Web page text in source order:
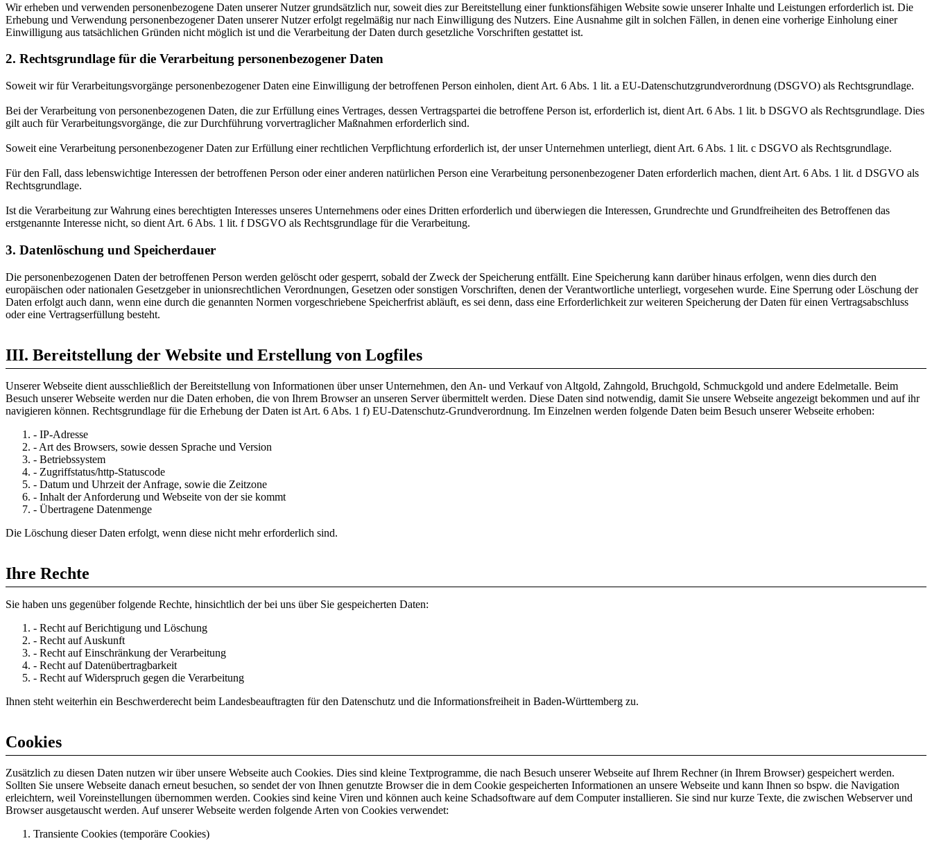
Wir erheben und verwenden personenbezogene Daten unserer Nutzer grundsätzlich nur, soweit dies zur Bereitstellung einer funktionsfähigen Website sowie unserer Inhalte und Leistungen erforderlich ist. Die
Erhebung und Verwendung personenbezogener Daten unserer Nutzer erfolgt regelmäßig nur nach Einwilligung des Nutzers. Eine Ausnahme gilt in solchen Fällen, in denen eine vorherige Einholung einer
Einwilligung aus tatsächlichen Gründen nicht möglich ist und die Verarbeitung der Daten durch gesetzliche Vorschriften gestattet ist.
2. Rechtsgrundlage für die Verarbeitung personenbezogener Daten
Soweit wir für Verarbeitungsvorgänge personenbezogener Daten eine Einwilligung der betroffenen Person einholen, dient Art. 6 Abs. 1 lit. a EU-Datenschutzgrundverordnung (DSGVO) als Rechtsgrundlage.
Bei der Verarbeitung von personenbezogenen Daten, die zur Erfüllung eines Vertrages, dessen Vertragspartei die betroffene Person ist, erforderlich ist, dient Art. 6 Abs. 1 lit. b DSGVO als Rechtsgrundlage. Dies
gilt auch für Verarbeitungsvorgänge, die zur Durchführung vorvertraglicher Maßnahmen erforderlich sind.
Soweit eine Verarbeitung personenbezogener Daten zur Erfüllung einer rechtlichen Verpflichtung erforderlich ist, der unser Unternehmen unterliegt, dient Art. 6 Abs. 1 lit. c DSGVO als Rechtsgrundlage.
Für den Fall, dass lebenswichtige Interessen der betroffenen Person oder einer anderen natürlichen Person eine Verarbeitung personenbezogener Daten erforderlich machen, dient Art. 6 Abs. 1 lit. d DSGVO als
Rechtsgrundlage.
Ist die Verarbeitung zur Wahrung eines berechtigten Interesses unseres Unternehmens oder eines Dritten erforderlich und überwiegen die Interessen, Grundrechte und Grundfreiheiten des Betroffenen das
erstgenannte Interesse nicht, so dient Art. 6 Abs. 1 lit. f DSGVO als Rechtsgrundlage für die Verarbeitung.
3. Datenlöschung und Speicherdauer
Die personenbezogenen Daten der betroffenen Person werden gelöscht oder gesperrt, sobald der Zweck der Speicherung entfällt. Eine Speicherung kann darüber hinaus erfolgen, wenn dies durch den
europäischen oder nationalen Gesetzgeber in unionsrechtlichen Verordnungen, Gesetzen oder sonstigen Vorschriften, denen der Verantwortliche unterliegt, vorgesehen wurde. Eine Sperrung oder Löschung der
Daten erfolgt auch dann, wenn eine durch die genannten Normen vorgeschriebene Speicherfrist abläuft, es sei denn, dass eine Erforderlichkeit zur weiteren Speicherung der Daten für einen Vertragsabschluss
oder eine Vertragserfüllung besteht.
III. Bereitstellung der Website und Erstellung von Logfiles
Unserer Webseite dient ausschließlich der Bereitstellung von Informationen über unser Unternehmen, den An- und Verkauf von Altgold, Zahngold, Bruchgold, Schmuckgold und andere Edelmetalle. Beim
Besuch unserer Webseite werden nur die Daten erhoben, die von Ihrem Browser an unseren Server übermittelt werden. Diese Daten sind notwendig, damit Sie unsere Webseite angezeigt bekommen und auf ihr
navigieren können. Rechtsgrundlage für die Erhebung der Daten ist Art. 6 Abs. 1 f) EU-Datenschutz-Grundverordnung. Im Einzelnen werden folgende Daten beim Besuch unserer Webseite erhoben:
- IP-Adresse
- Art des Browsers, sowie dessen Sprache und Version
- Betriebssystem
- Zugriffstatus/http-Statuscode
- Datum und Uhrzeit der Anfrage, sowie die Zeitzone
- Inhalt der Anforderung und Webseite von der sie kommt
- Übertragene Datenmenge
Die Löschung dieser Daten erfolgt, wenn diese nicht mehr erforderlich sind.
Ihre Rechte
Sie haben uns gegenüber folgende Rechte, hinsichtlich der bei uns über Sie gespeicherten Daten:
- Recht auf Berichtigung und Löschung
- Recht auf Auskunft
- Recht auf Einschränkung der Verarbeitung
- Recht auf Datenübertragbarkeit
- Recht auf Widerspruch gegen die Verarbeitung
Ihnen steht weiterhin ein Beschwerderecht beim Landesbeauftragten für den Datenschutz und die Informationsfreiheit in Baden-Württemberg zu.
Cookies
Zusätzlich zu diesen Daten nutzen wir über unsere Webseite auch Cookies. Dies sind kleine Textprogramme, die nach Besuch unserer Webseite auf Ihrem Rechner (in Ihrem Browser) gespeichert werden.
Sollten Sie unsere Webseite danach erneut besuchen, so sendet der von Ihnen genutzte Browser die in dem Cookie gespeicherten Informationen an unsere Webseite und kann Ihnen so bspw. die Navigation
erleichtern, weil Voreinstellungen übernommen werden. Cookies sind keine Viren und können auch keine Schadsoftware auf dem Computer installieren. Sie sind nur kurze Texte, die zwischen Webserver und
Browser ausgetauscht werden. Auf unserer Webseite werden folgende Arten von Cookies verwendet:
Transiente Cookies (temporäre Cookies)